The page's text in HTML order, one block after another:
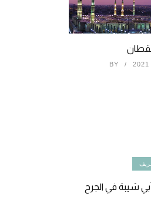
BY
شيبة في الجرح